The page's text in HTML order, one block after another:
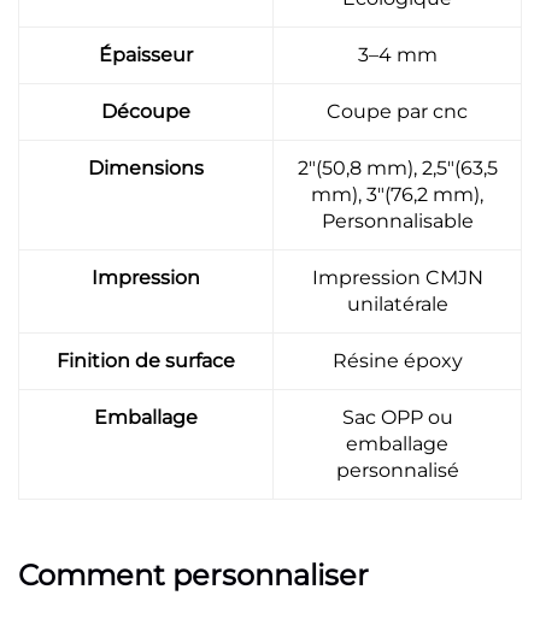
Épaisseur 3–4 mm
Découpe Coupe par cnc
Dimensions
2"(50,8 mm), 2,5"(63,5
mm), 3"(76,2 mm),
Personnalisable
Impression
Impression CMJN
unilatérale
Finition de surface Résine époxy
Emballage
Sac OPP ou
emballage
personnalisé
Comment personnaliser